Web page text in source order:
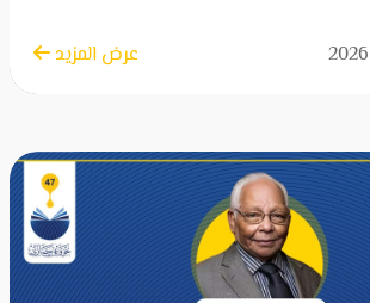
عرض المزيد